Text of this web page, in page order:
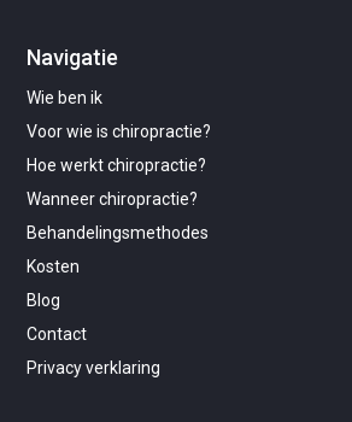
Navigatie
Wie ben ik
Voor wie is chiropractie?
Hoe werkt chiropractie?
Wanneer chiropractie?
Behandelingsmethodes
Kosten
Blog
Contact
Privacy verklaring